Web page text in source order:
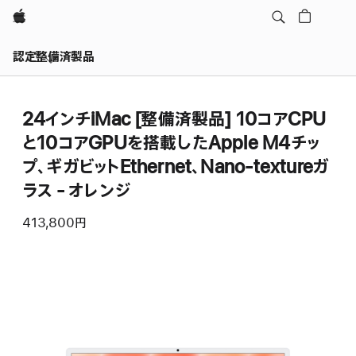
Apple
認定整備済製品
24インチiMac [整備済製品] 10コアCPU
と10コアGPUを搭載したApple M4チッ
プ、ギガビットEthernet、Nano-textureガ
ラス - オレンジ
413,800円